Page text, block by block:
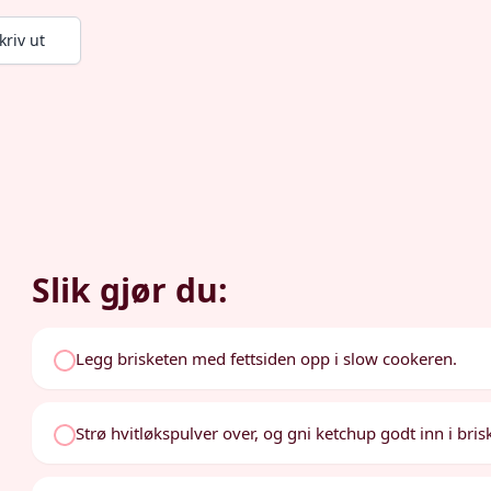
ut
Slik gjør du:
Legg brisketen med fettsiden opp i slow cookeren.
Strø hvitløkspulver over, og gni ketchup godt inn i